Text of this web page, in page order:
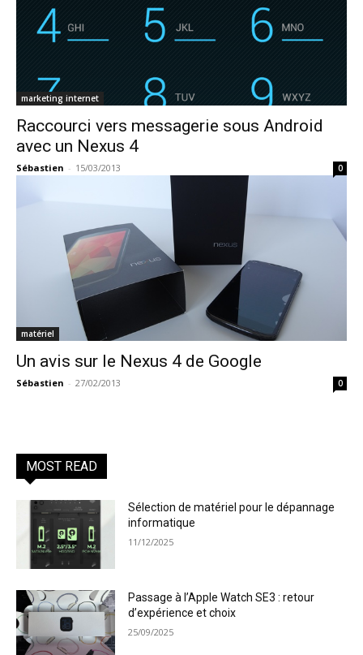
marketing internet
Raccourci vers messagerie sous Android
avec un Nexus 4
Sébastien - 15/03/2013 0
matériel
Un avis sur le Nexus 4 de Google
Sébastien - 27/02/2013 0
MOST READ
Sélection de matériel pour le dépannage
informatique
11/12/2025
Passage à l’Apple Watch SE3 : retour
d’expérience et choix
25/09/2025